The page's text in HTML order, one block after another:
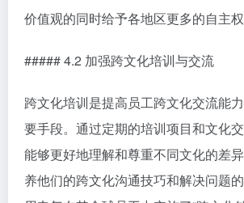
价值观的同时给予各地区更多的自主权
##### 4.2 加强跨文化培训与交流
跨文化培训是提高员工跨文化交流能
要手段。通过定期的培训项目和文化
能够更好地理解和尊重不同文化的差
养他们的跨文化沟通技巧和解决问题